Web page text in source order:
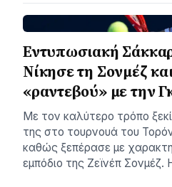
Εντυπωσιακή
Νίκησε τη Σονμέζ
«ραντεβού» με την
Με τον καλύτερο τρόπο
της στο τουρνουά του
καθώς ξεπέρασε με
εμπόδιο της Ζεϊνέπ